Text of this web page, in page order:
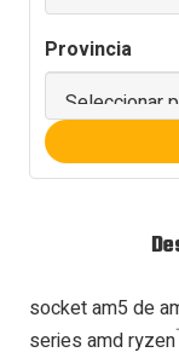
Provincia
socket am5 de
series amd